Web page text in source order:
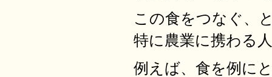
この食をつなぐ、
特に農業に携わる
例えば、食を例に